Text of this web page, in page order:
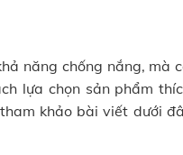
năng chống nắng, mà
lựa chọn sản phẩm
khảo bài viết dưới